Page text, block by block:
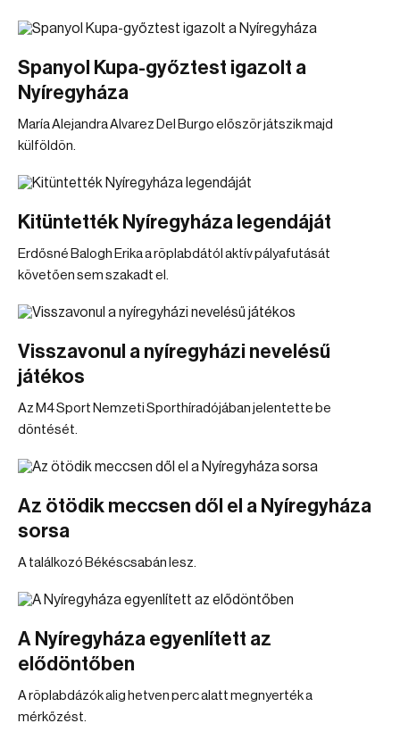
Spanyol Kupa-győztest igazolt a
Nyíregyháza
María Alejandra Alvarez Del Burgo először játszik majd
külföldön.
Kitüntették Nyíregyháza legendáját
Erdősné Balogh Erika a röplabdától aktív pályafutását
követően sem szakadt el.
Visszavonul a nyíregyházi nevelésű
játékos
Az M4 Sport Nemzeti Sporthíradójában jelentette be
döntését.
Az ötödik meccsen dől el a Nyíregyháza
sorsa
A találkozó Békéscsabán lesz.
A Nyíregyháza egyenlített az
elődöntőben
A röplabdázók alig hetven perc alatt megnyerték a
mérkőzést.